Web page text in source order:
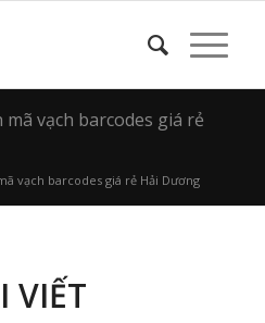
vạch barcodes giá rẻ
vạch barcodes giá rẻ Hải Dương
VIẾT